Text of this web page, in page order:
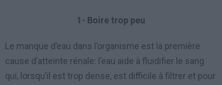
1- Boire trop peu
Le manque d’eau dans l’organisme est la première
cause d’atteinte rénale: l’eau aide à fluidifier le sang
qui, lorsqu’il est trop dense, est difficile à filtrer et pour